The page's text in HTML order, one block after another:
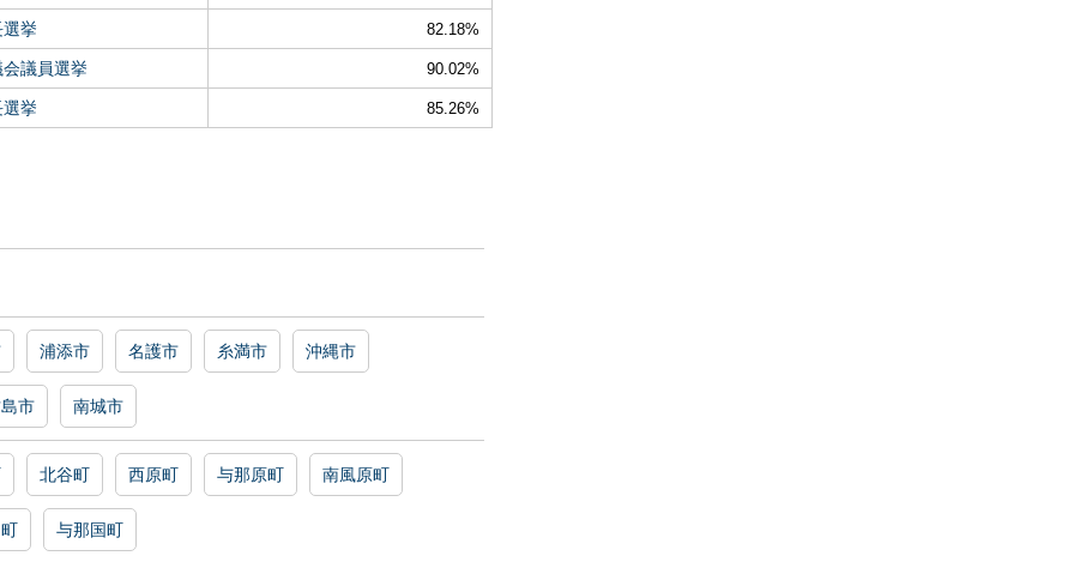
挙 82.18%
議員選挙 90.02%
挙 85.26%
浦添市 名護市 糸満市 沖縄市
市 南城市
北谷町 西原町 与那原町 南風原町
与那国町